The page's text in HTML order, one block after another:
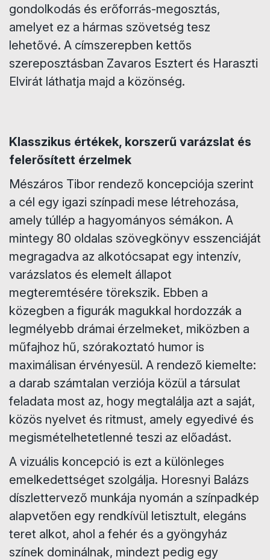
gondolkodás és erőforrás-megosztás,
amelyet ez a hármas szövetség tesz
lehetővé. A címszerepben kettős
szereposztásban Zavaros Esztert és Haraszti
Elvirát láthatja majd a közönség.
​Klasszikus értékek, korszerű varázslat és
felerősített érzelmek
​Mészáros Tibor rendező koncepciója szerint
a cél egy igazi színpadi mese létrehozása,
amely túllép a hagyományos sémákon. A
mintegy 80 oldalas szövegkönyv esszenciáját
megragadva az alkotócsapat egy intenzív,
varázslatos és elemelt állapot
megteremtésére törekszik. Ebben a
közegben a figurák magukkal hordozzák a
legmélyebb drámai érzelmeket, miközben a
műfajhoz hű, szórakoztató humor is
maximálisan érvényesül. A rendező kiemelte:
a darab számtalan verziója közül a társulat
feladata most az, hogy megtalálja azt a saját,
közös nyelvet és ritmust, amely egyedivé és
megismételhetetlenné teszi az előadást.
​A vizuális koncepció is ezt a különleges
emelkedettséget szolgálja. Horesnyi Balázs
díszlettervező munkája nyomán a színpadkép
alapvetően egy rendkívül letisztult, elegáns
teret alkot, ahol a fehér és a gyöngyház
színek dominálnak, mindezt pedig egy